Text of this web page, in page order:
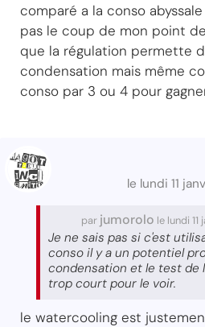
comparé a la conso
pas le coup de mon point
que la régulation permette
condensation mais même
conso par 3 ou 4 pour
le lundi 11
par jumorolo le lundi
Je ne sais pas si c'est
conso il y a un potentiel
condensation et le test de
trop court pour le voir.
le watercooling est